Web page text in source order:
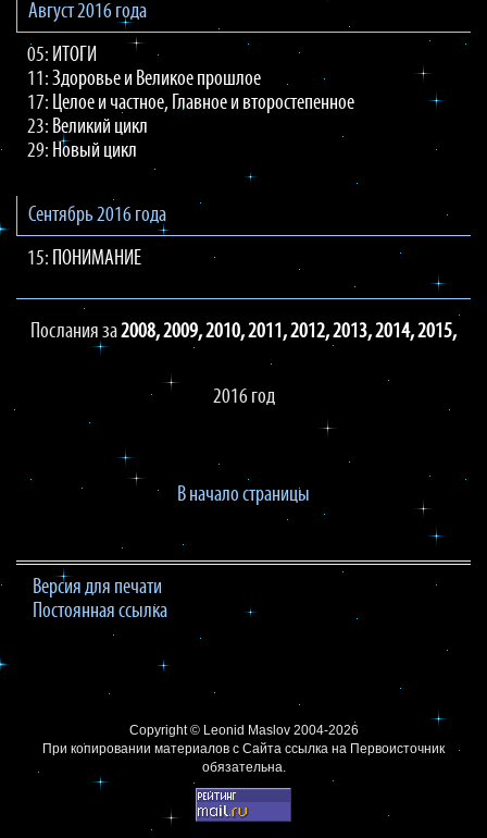
Август 2016 года
05: ИТОГИ
11: Здоровье и Великое прошлое
17: Целое и частное, Главное и второстепенное
23: Великий цикл
29: Новый цикл
Сентябрь 2016 года
15: ПОНИМАНИЕ
Послания за2008,2009,2010,2011,2012,2013,2014,2015,
2016 год
В начало страницы
Версия для печати
Постоянная ссылка
Copyright © Leonid Maslov2004-2026
При копировании материалов с Сайта ссылка на Первоисточник
обязательна.